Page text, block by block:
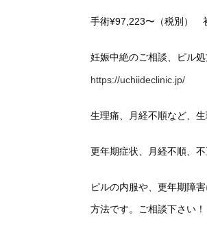
手術¥97,223〜（税別）
妊娠中絶のご相談、ピル
https://uchiideclinic.jp/
生理痛、月経不順など、
更年期症状、月経不順、
ピルの内服や、更年期障
方法です。ご相談下さい！